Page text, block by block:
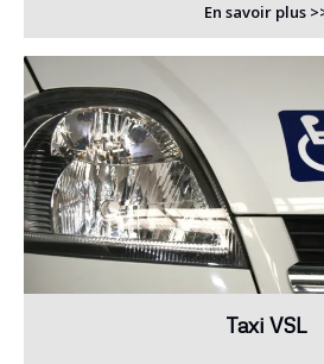
En savoir plus
Taxi VSL